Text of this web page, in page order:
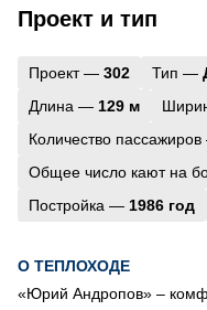
Проект и тип
Проект — 302 Тип —
Длина — 129 м
Количество
Общее число кают на
Постройка — 1986 год
О ТЕПЛОХОДЕ
«Юрий Андропов» –